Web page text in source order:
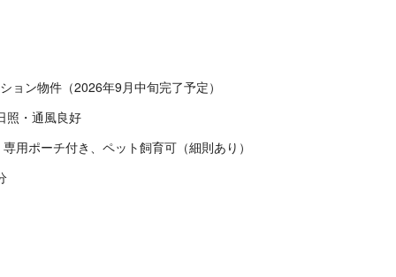
ョン物件（2026年9月中旬完了予定）
照・通風良好
用ポーチ付き、ペット飼育可（細則あり）